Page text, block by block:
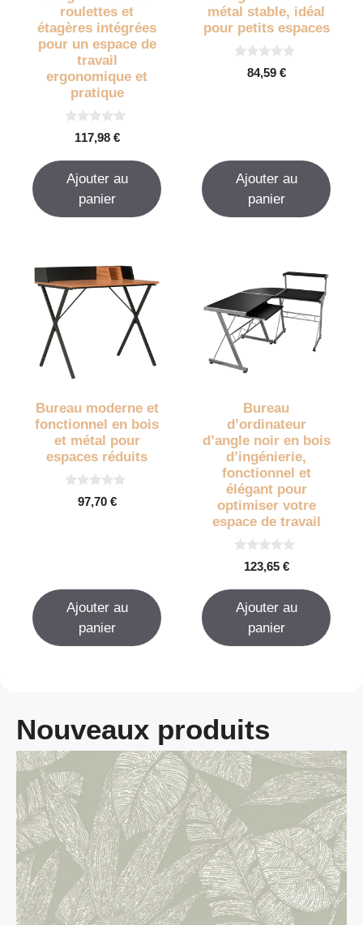
roulettes et
étagères intégrées
pour un espace de
travail
ergonomique et
pratique
s
5
117,98 €
Ajouter au
panier
métal stable, idéal
pour petits espaces
84,59 €
Ajouter au
panier
Bureau moderne et
fonctionnel en bois
et métal pour
espaces réduits
97,70 €
Ajouter au
panier
Bureau
d’ordinateur
d’angle noir en bois
d’ingénierie,
fonctionnel et
élégant pour
optimiser votre
espace de travail
s
5
123,65 €
Ajouter au
panier
Nouveaux produits